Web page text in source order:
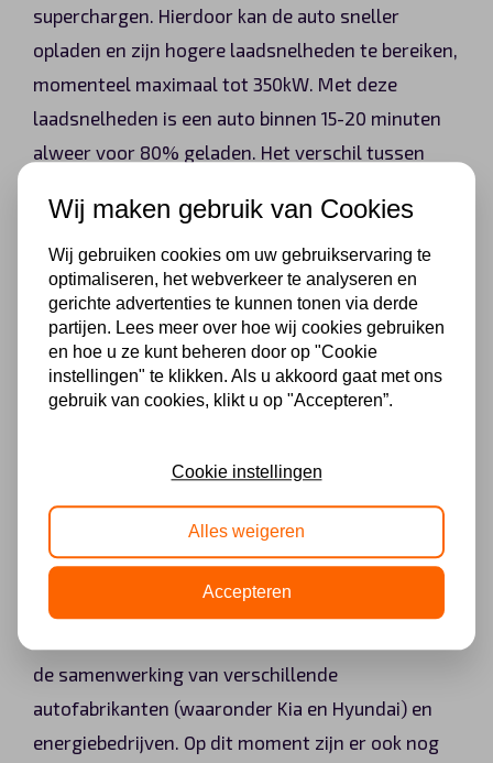
superchargen. Hierdoor kan de auto sneller
opladen en zijn hogere laadsnelheden te bereiken,
momenteel maximaal tot 350kW. Met deze
laadsnelheden is een auto binnen 15-20 minuten
alweer voor 80% geladen. Het verschil tussen
tot uiting in de laadsnelheid. Een ander voordeel
is dat het ook minder belastend is voor de
batterij, omdat de oplaadstroom lager is bij een
hoger voltage.
Echter, om 800 Volt superchargen te gebruiken, is
er momenteel nog maar een beperkt aantal 800
Volt laadstations beschikbaar zijn. Dit aantal
wordt overigens wel snel uitgebreid. Een
belangrijk netwerk hierin isIONITYen zij plaatsen
in Europa snellaadstations met 800 Volt en 350kW
de samenwerking van verschillende
autofabrikanten (waaronder Kia en Hyundai) en
energiebedrijven. Op dit moment zijn er ook nog
Wij maken gebruik van Cookies
Wij gebruiken cookies om uw gebruikservaring te
optimaliseren, het webverkeer te analyseren en
gerichte advertenties te kunnen tonen via derde
partijen. Lees meer over hoe wij cookies gebruiken
en hoe u ze kunt beheren door op "Cookie
instellingen" te klikken. Als u akkoord gaat met ons
gebruik van cookies, klikt u op "Accepteren”.
Cookie instellingen
Alles weigeren
Accepteren